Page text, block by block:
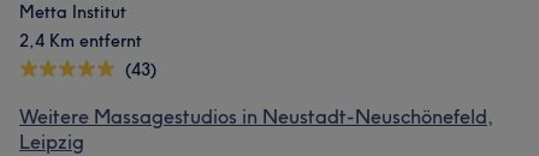
Metta Institut
2,4 Km entfernt
(43)
Weitere Massagestudios in Neustadt-Neuschönefeld,
Leipzig